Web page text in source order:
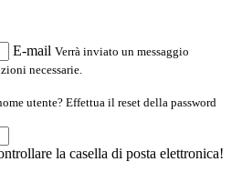
E-mail Verrà inviato un messaggio
necessarie.
utente? Effettua il reset della password
la casella di posta elettronica!